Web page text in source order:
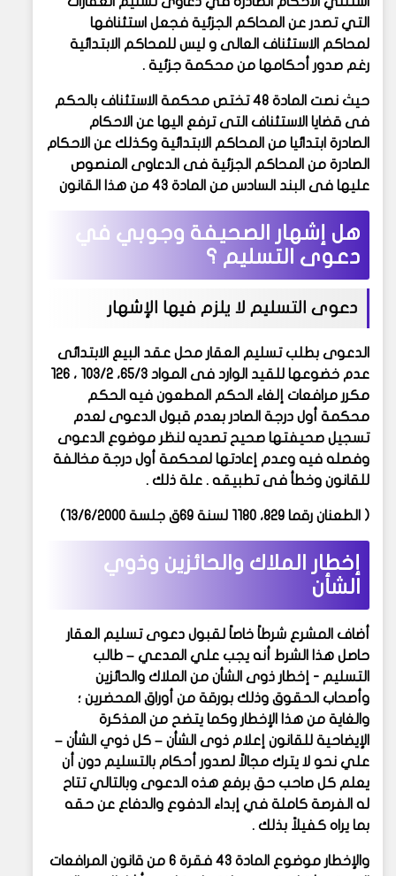
التي تصدر عن المحاكم الجزئية فجعل استئنافها
لمحاكم الاستئناف العالى و ليس للمحاكم الابتدائية
رغم صدور أحكامها من محكمة جزئية .
حيث نصت المادة 48 تختص محكمة الاستئناف بالحكم
فى قضايا الاستئناف التى ترفع اليها عن الاحكام
الصادرة ابتدائيا من المحاكم الابتدائية وكذلك عن الاحكام
الصادرة من المحاكم الجزئية فى الدعاوى المنصوص
عليها فى البند السادس من المادة 43 من هذا القانون
هل إشهار الصحيفة وجوبي في
دعوى التسليم ؟
دعوى التسليم لا يلزم فيها الإشهار
الدعوى بطلب تسليم العقار محل عقد البيع الابتدائى
عدم خضوعها للقيد الوارد فى المواد 65/3، 103/2 ، 126
مكرر مرافعات إلغاء الحكم المطعون فيه الحكم
محكمة أول درجة الصادر بعدم قبول الدعوى لعدم
تسجيل صحيفتها صحيح تصديه لنظر موضوع الدعوى
وفصله فيه وعدم إعادتها لمحكمة أول درجة مخالفة
للقانون وخطأ فى تطبيقه . علة ذلك .
( الطعنان رقما 829، 1180 لسنة 69ق جلسة 13/6/2000)
إخطار الملاك والحائزين وذوي
الشأن
أضاف المشرع شرطاً خاصاً لقبول دعوى تسليم العقار
حاصل هذا الشرط أنه يجب علي المدعي – طالب
التسليم - إخطار ذوى الشأن من الملاك والحائزين
وأصحاب الحقوق وذلك بورقة من أوراق المحضرين ؛
والغاية من هذا الإخطار وكما يتضح من المذكرة
الإيضاحية للقانون إعلام ذوى الشأن – كل ذوي الشأن –
علي نحو لا يترك مجالاً لصدور أحكام بالتسليم دون أن
يعلم كل صاحب حق برفع هذه الدعوى وبالتالي تتاح
له الفرصة كاملة في إبداء الدفوع والدفاع عن حقه
بما يراه كفيلاً بذلك .
والإخطار موضوع المادة 43 فقرة 6 من قانون المرافعات